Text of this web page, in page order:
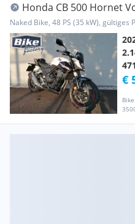
Honda CB 500 Hornet
Zubehör
Naked Bike, 48 PS (35 kW), gültiges
471
€